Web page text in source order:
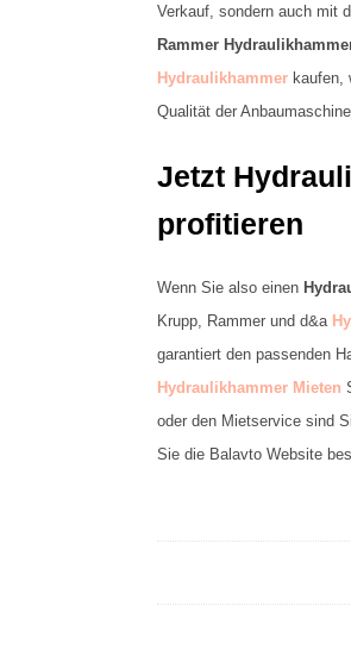
Verkauf, sondern auch mit
Rammer
Hydraulikhammer kaufen,
Qualität der
Jetzt
profitieren
Wenn Sie also einen
Krupp, Rammer und d&a
garantiert den passenden
Hydraulikhammer Mieten
oder den Mietservice sind
Sie die Balavto Website